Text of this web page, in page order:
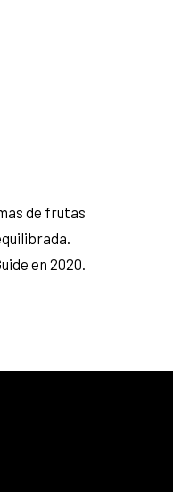
de frutas
en 2020.